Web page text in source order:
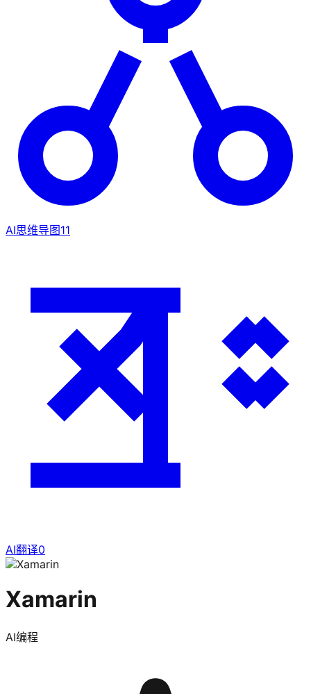
AI思维导图11
AI翻译0
Xamarin
AI编程